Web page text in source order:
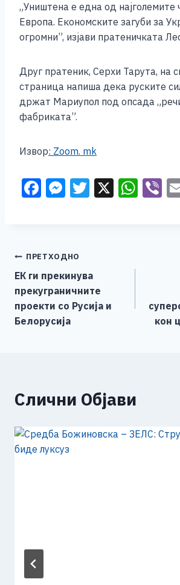
o
k
er p
„Уништена е една од најголемите
Европа. Економските загуби за
огромни”, изјави пратеничката
Друг пратеник, Серхи Тарута, на
страница напиша дека руските
држат Мариупол под опсада
фабриката”.
Извор: Zoom. mk
F
b
o
o
k
M
n
g
er
T X W Vi
Навигација
на
напис
ПРЕТХОДНО
ЕК ги прекинува
прекуграничните
проекти со Русија и
Белорусија
кон
Слични Објави